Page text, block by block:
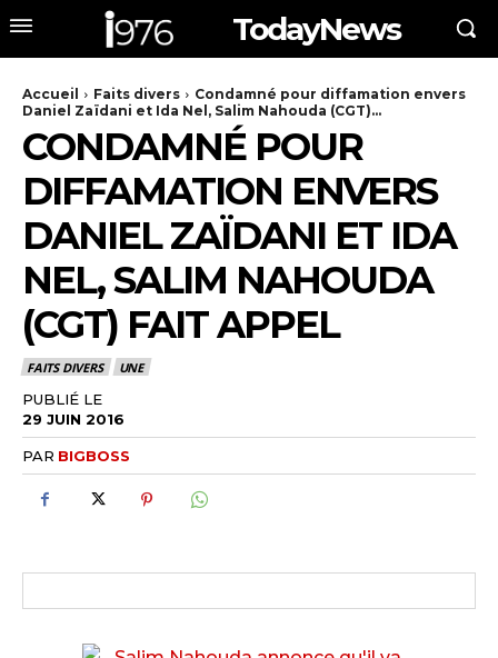
TodayNews
Accueil Faits divers
Condamné pour diffamation envers
Daniel Zaïdani et Ida Nel, Salim Nahouda (CGT)...
CONDAMNÉ POUR
DIFFAMATION ENVERS
DANIEL ZAÏDANI ET IDA
NEL, SALIM NAHOUDA
(CGT) FAIT APPEL
FAITS DIVERS UNE
PUBLIÉ LE
29 JUIN 2016
PAR BIGBOSS